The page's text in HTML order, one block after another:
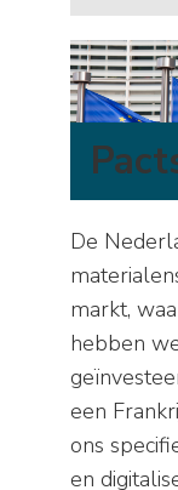
De
markt,
hebben
een
ons
en